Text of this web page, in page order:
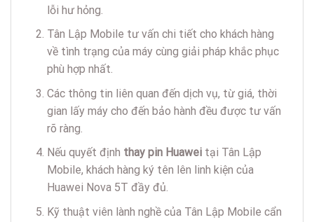
lỗi hư hỏng.
Tân Lập Mobile tư vấn chi tiết cho khách hàng
về tình trạng của máy cùng giải pháp khắc phục
phù hợp nhất.
Các thông tin liên quan đến dịch vụ, từ giá, thời
gian lấy máy cho đến bảo hành đều được tư vấn
rõ ràng.
Nếu quyết định thay pin Huaweitại Tân Lập
Mobile, khách hàng ký tên lên linh kiện của
Huawei Nova 5T đầy đủ.
Kỹ thuật viên lành nghề của Tân Lập Mobile cẩn